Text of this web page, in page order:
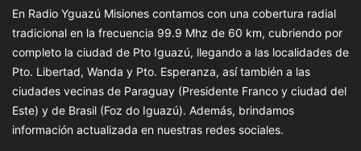
En Radio Yguazú Misiones contamos con una cobertura radial
tradicional en la frecuencia 99.9 Mhz de 60 km, cubriendo por
completo la ciudad de Pto Iguazú, llegando a las localidades de
Pto. Libertad, Wanda y Pto. Esperanza, así también a las
ciudades vecinas de Paraguay (Presidente Franco y ciudad del
Este) y de Brasil (Foz do Iguazú). Además, brindamos
información actualizada en nuestras redes sociales.